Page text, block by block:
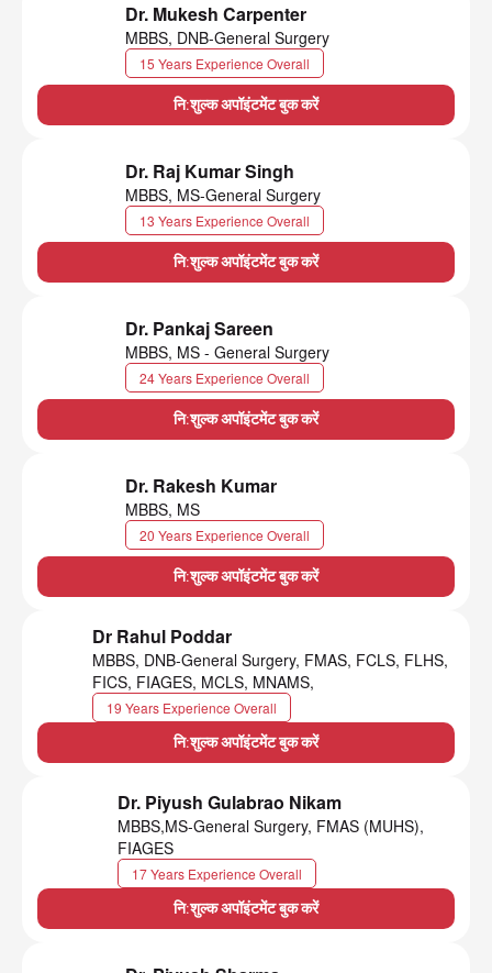
Dr. Mukesh Carpenter
MBBS, DNB-General Surgery
15 Years Experience Overall
नि:शुल्क अपॉइंटमेंट बुक करें
Dr. Raj Kumar Singh
MBBS, MS-General Surgery
13 Years Experience Overall
नि:शुल्क अपॉइंटमेंट बुक करें
Dr. Pankaj Sareen
MBBS, MS - General Surgery
24 Years Experience Overall
नि:शुल्क अपॉइंटमेंट बुक करें
Dr. Rakesh Kumar
MBBS, MS
20 Years Experience Overall
नि:शुल्क अपॉइंटमेंट बुक करें
Dr Rahul Poddar
MBBS, DNB-General Surgery, FMAS, FCLS, FLHS,
FICS, FIAGES, MCLS, MNAMS,
19 Years Experience Overall
नि:शुल्क अपॉइंटमेंट बुक करें
Dr. Piyush Gulabrao Nikam
MBBS,MS-General Surgery, FMAS (MUHS),
FIAGES
17 Years Experience Overall
नि:शुल्क अपॉइंटमेंट बुक करें